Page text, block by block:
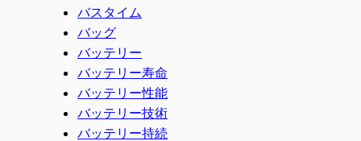
バスタイム
バッグ
バッテリー
バッテリー寿命
バッテリー性能
バッテリー技術
バッテリー持続